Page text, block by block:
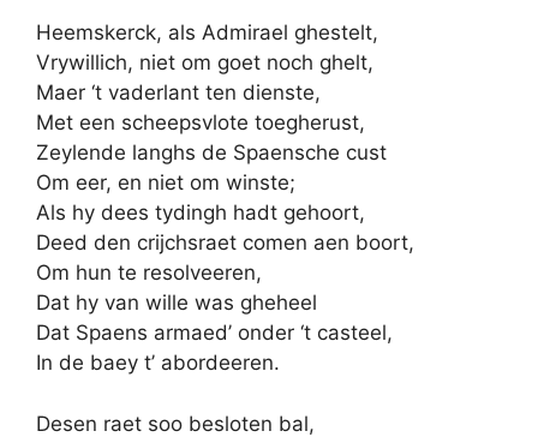
Heemskerck, als Admirael ghestelt,
Vrywillich, niet om goet noch ghelt,
Maer ‘t vaderlant ten dienste,
Met een scheepsvlote toegherust,
Zeylende langhs de Spaensche cust
Om eer, en niet om winste;
Als hy dees tydingh hadt gehoort,
Deed den crijchsraet comen aen boort,
Om hun te resolveeren,
Dat hy van wille was gheheel
Dat Spaens armaed’ onder ‘t casteel,
In de baey t’ abordeeren.
Desen raet soo besloten bal,